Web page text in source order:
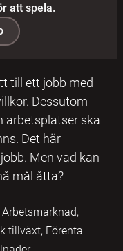
att spela.
till ett jobb med
Dessutom
arbetsplatser ska
Det här
Men vad kan
mål åtta?
tillväxt, Förenta